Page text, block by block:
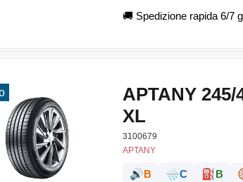
🚚 Spedizione rapida 6/7
APTANY 245/
XL
3100679
APTANY
🔊B 🌧️C ⛽B